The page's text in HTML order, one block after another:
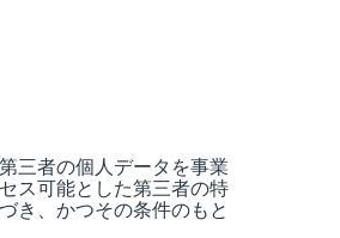
三者の個人データを事業
ス可能とした第三者の特
き、かつその条件のもと